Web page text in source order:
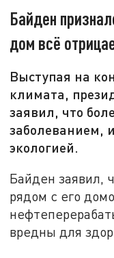
Байден
дом всё
Выступая на
климата,
заявил, что
заболеванием,
экологией.
Байден заявил,
рядом с его
вредны для